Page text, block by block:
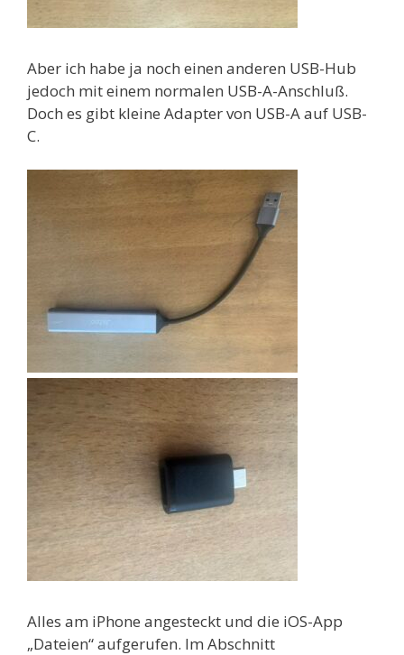
Aber ich habe ja noch einen anderen USB-Hub
jedoch mit einem normalen USB-A-Anschluß.
Doch es gibt kleine Adapter von USB-A auf USB-
C.
Alles am iPhone angesteckt und die iOS-App
„Dateien“ aufgerufen. Im Abschnitt